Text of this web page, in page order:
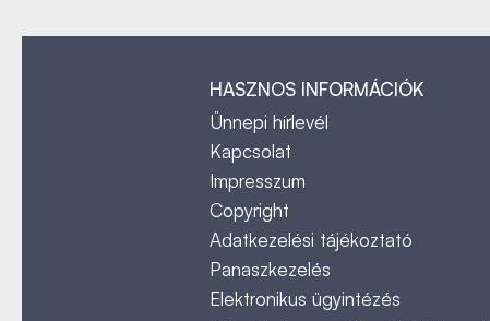
HASZNOS INFORMÁCIÓK
Ünnepi hírlevél
Kapcsolat
Impresszum
Copyright
Adatkezelési tájékoztató
Panaszkezelés
Elektronikus ügyintézés